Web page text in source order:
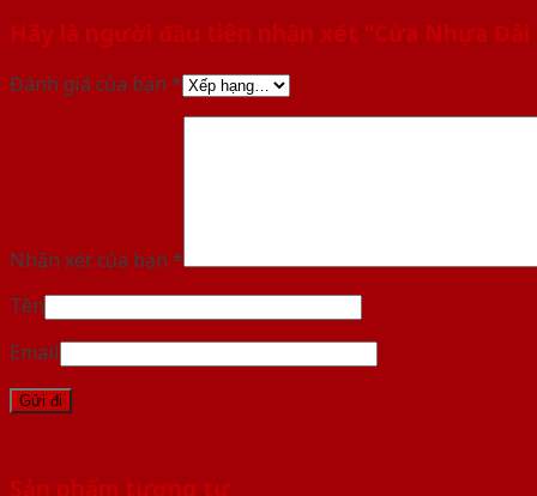
Hãy là người đầu tiên nhận xét “Cửa Nhựa Đài
Đánh giá của bạn *
Nhận xét của bạn *
Tên
Email
Sản phẩm tương tự